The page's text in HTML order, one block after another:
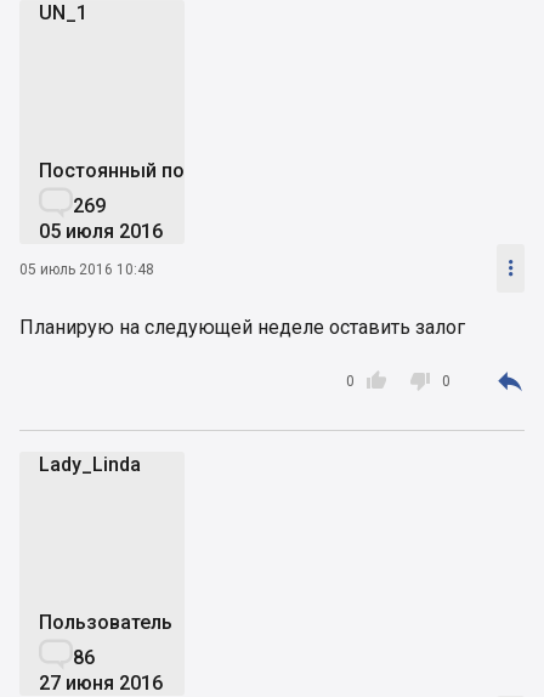
UN_1
Постоянный пользователь
269
05 июля 2016
05 июль 2016 10:48 
Планирую на следующей неделе оставить залог

0  0 
Lady_Linda
Пользователь
86
27 июня 2016